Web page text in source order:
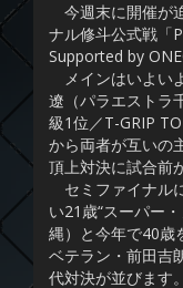
今週末に開催が
ナル修斗公式戦「
Supported by
メインはいよい
遼（パラエストラ
級1位／T-GRIP
から両者が互いの
頂上対決に試合前
セミファイナル
い21歳“スーパー
縄）と今年で40歳
ベテラン・前田吉
代対決が並びます